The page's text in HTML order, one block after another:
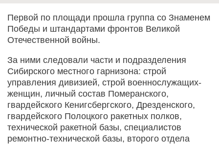
Первой по площади прошла группа со Знаменем
Победы и штандартами фронтов Великой
Отечественной войны.
За ними следовали части и подразделения
Сибирского местного гарнизона: строй
управления дивизией, строй военнослужащих-
женщин, личный состав Померанского,
гвардейского Кенигсбергского, Дрезденского,
гвардейского Полоцкого ракетных полков,
технической ракетной базы, специалистов
ремонтно-технической базы, второго отдела